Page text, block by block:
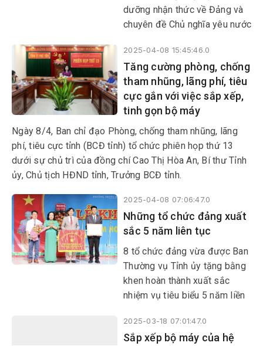
bảo đảm khách quan, toàn
diện, thực chất.
dưỡng nhận thức về Đảng và
chuyên đề Chủ nghĩa yêu nước
Lớp bồi dưỡng có sự tham gia
của 49 quần chúng ưu tú đến
từ các tổ chức đảng trực
thuộc.
2025-04-08 15:45:46.0
Tăng cường phòng, chống
tham nhũng, lãng phí, tiêu
cực gắn với việc sắp xếp,
tinh gọn bộ máy
Ngày 8/4, Ban chỉ đạo Phòng, chống tham nhũng, lãng
phí, tiêu cực tỉnh (BCĐ tỉnh) tổ chức phiên họp thứ 13
dưới sự chủ trì của đồng chí Cao Thị Hòa An, Bí thư Tỉnh
ủy, Chủ tịch HĐND tỉnh, Trưởng BCĐ tỉnh.
2025-04-08 07:06:47.0
Những tổ chức đảng xuất
sắc 5 năm liên tục
8 tổ chức đảng vừa được Ban
Thường vụ Tỉnh ủy tặng bằng
khen hoàn thành xuất sắc
nhiệm vụ tiêu biểu 5 năm liền
quả này là cả một quá trình
phấn đấu của các tổ chức
2025-03-18 07:01:47.0
Sắp xếp bộ máy của hệ